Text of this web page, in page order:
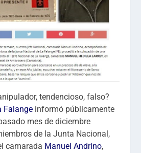
tendencioso, falso?
Falange informó públicamente
mes de diciembre
de la Junta Nacional,
camarada Manuel Andrino,